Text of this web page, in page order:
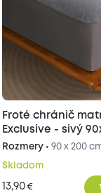
Froté chránič
Exclusive - sivý
Rozmery •90 x 200
Skladom
13,90€